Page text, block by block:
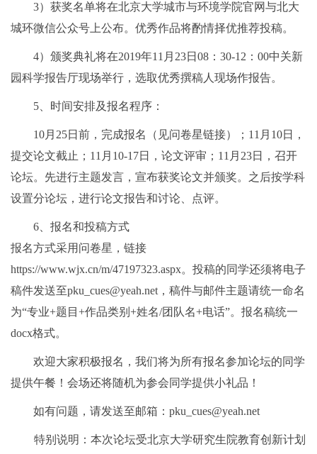
3）获奖名单将在北京大学城市与环境学院官网与北大
城环微信公众号上公布。优秀作品将酌情择优推荐投稿。
4）颁奖典礼将在2019年11月23日08：30-12：00中关新
园科学报告厅现场举行，选取优秀撰稿人现场作报告。
5、时间安排及报名程序：
10月25日前，完成报名（见问卷星链接）；11月10日，
提交论文截止；11月10-17日，论文评审；11月23日，召开
论坛。先进行主题发言，宣布获奖论文并颁奖。之后按学科
设置分论坛，进行论文报告和讨论、点评。
6、报名和投稿方式
报名方式采用问卷星，链接
https://www.wjx.cn/m/47197323.aspx。 投稿的同学还须将电子
稿件发送至pku_cues@yeah.net，稿件与邮件主题请统一命名
为“专业+题目+作品类别+姓名/团队名+电话”。报名稿统一
docx格式。
欢迎大家积极报名，我们将为所有报名参加论坛的同学
提供午餐！会场还将随机为参会同学提供小礼品！
如有问题，请发送至邮箱：pku_cues@yeah.net
特别说明：本次论坛受北京大学研究生院教育创新计划